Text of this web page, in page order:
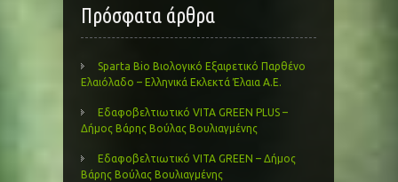
Πρόσφατα άρθρα
Sparta Bio Βιολογικό Εξαιρετικό Παρθένο
Ελαιόλαδο – Ελληνικά Εκλεκτά Έλαια Α.Ε.
Εδαφοβελτιωτικό VITA GREEN PLUS –
Δήμος Βάρης Βούλας Βουλιαγμένης
Εδαφοβελτιωτικό VITA GREEN – Δήμος
Βάρης Βούλας Βουλιαγμένης